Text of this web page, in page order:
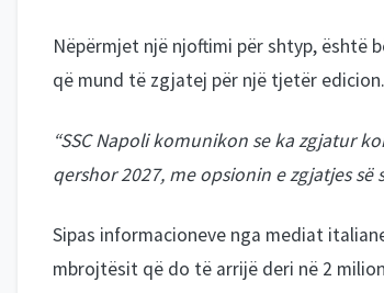
Nëpërmjet një njoftimi për shtyp, është
që mund të zgjatej për një tjetër edicion.
“SSC Napoli komunikon se ka zgjatur
qershor 2027, me opsionin e zgjatjes
Sipas informacioneve nga mediat
mbrojtësit që do të arrijë deri në 2